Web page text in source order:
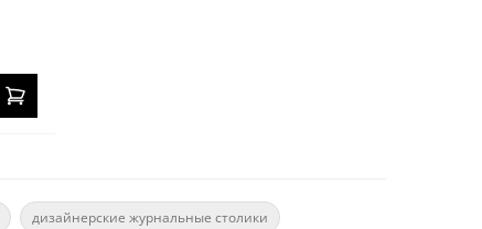
дизайнерские журнальные столики